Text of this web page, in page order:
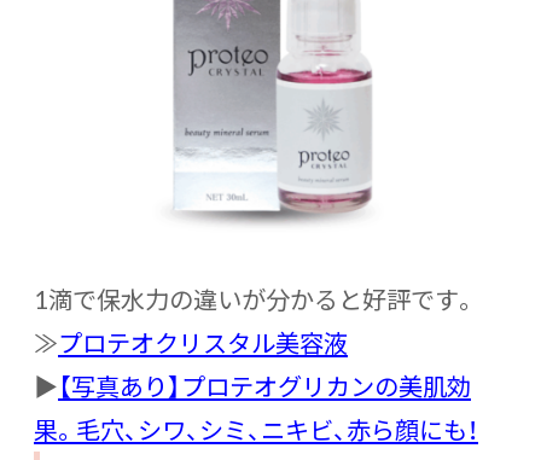
1滴で保水力の違いが分かると好評です。
≫プロテオクリスタル美容液
▶【写真あり】プロテオグリカンの美肌効
果。毛穴、シワ、シミ、ニキビ、赤ら顔にも！